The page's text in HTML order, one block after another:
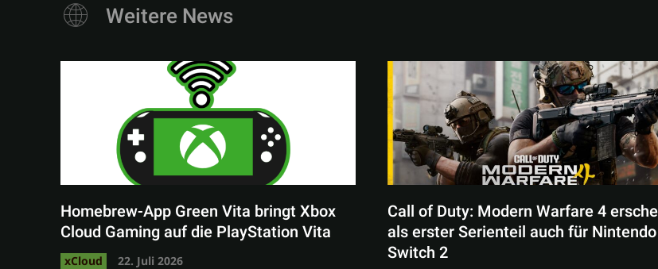
Weitere News
Homebrew-App Green Vita bringt Xbox
Cloud Gaming auf die PlayStation Vita
xCloud 22. Juli 2026
Call of Duty: Modern Warfare 4
als erster Serienteil auch für Nintendo
Switch 2